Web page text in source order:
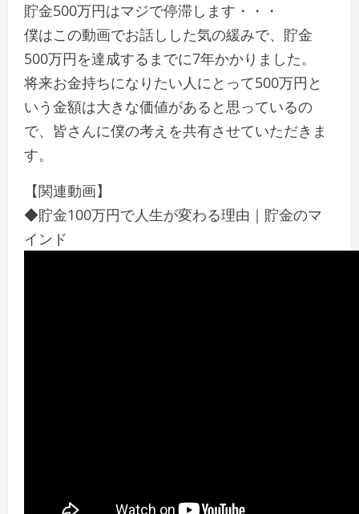
貯金500万円はマジで停滞します・・・
僕はこの動画でお話しした気の緩みで、貯金
500万円を達成するまでに7年かかりました。
将来お金持ちになりたい人にとって500万円と
いう金額は大きな価値があると思っているの
で、皆さんに僕の考えを共有させていただきま
す。
【関連動画】
◆貯金100万円で人生が変わる理由｜貯金のマ
インド